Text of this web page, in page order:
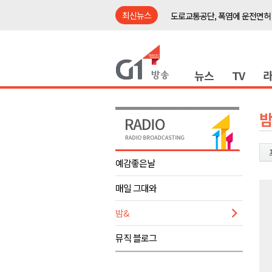
최신뉴스
도로교통공단, 폭염에 운전면
<강원랜드> 관광객이 인구 3
제28회 정동진독립영화제 오늘
양양군, 소상공인 특례보증 2
평창군 재해 예방 도로 시설물
영월 '폭염중대경보' 발효..주말,
도로교통공단, 폭염에 운전면허
강릉시, '상생동행 100일 릴레
삼척시, 무건리 이끼폭포 생태탐
뉴스 TV
예감좋은날
매일 그대와
밤&
뮤직 블로그